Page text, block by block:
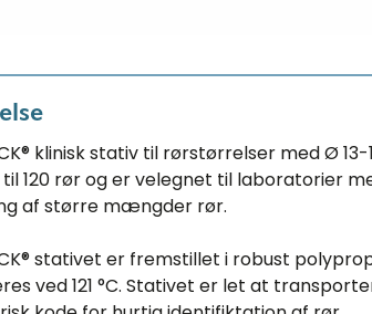
klinisk stativ til rørstørrelser med Ø
120 rør og er velegnet til laboratorier
af større mængder rør.
stativet er fremstillet i robust
ved 121 °C. Stativet er let at